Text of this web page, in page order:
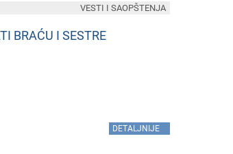
BRAĆU I SESTRE
DETALJNIJE
VESTI I SAOPŠTENJA